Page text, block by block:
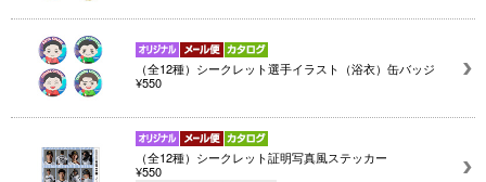
（全12種）シークレット選手イラスト（浴衣）缶バッジ
¥550
（全12種）シークレット証明写真風ステッカー
¥550